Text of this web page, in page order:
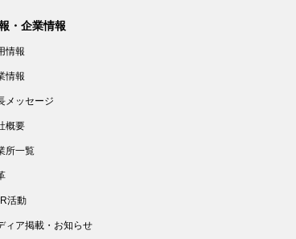
・企業情報
情報
情報
メッセージ
概要
所一覧
活動
ィア掲載・お知らせ